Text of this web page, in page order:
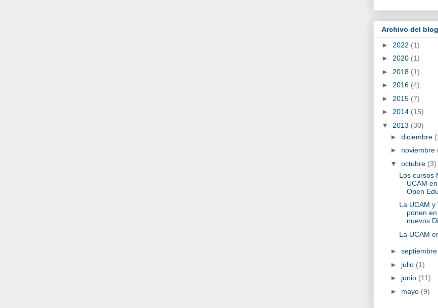
Archivo del blog
► 2022 (1)
► 2020 (1)
► 2018 (1)
► 2016 (4)
► 2015 (7)
► 2014 (15)
▼ 2013 (30)
► diciembre
► noviembre
▼ octubre (3)
Los cursos
UCAM
Open
La UCAM y
ponen
nuevos
La UCAM
►
► julio (1)
► junio (11)
► mayo (9)